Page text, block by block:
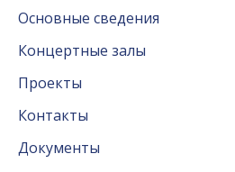
Основные сведения
Концертные залы
Проекты
Контакты
Документы